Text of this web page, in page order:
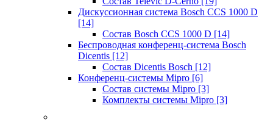
Дискуссионная система Bosch CCS 1000 D
[14]
Состав Bosch CCS 1000 D [14]
Беспроводная конференц-система Bosch
Dicentis [12]
Состав Dicentis Bosch [12]
Конференц-системы Mipro [6]
Состав системы Mipro [3]
Комплекты системы Mipro [3]